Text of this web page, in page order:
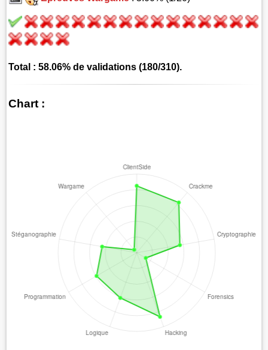
Total : 58.06% de validations (180/310).
Chart :